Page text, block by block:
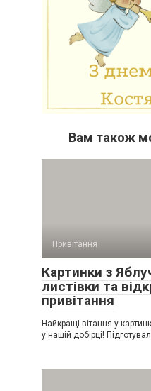
Вам також
Привітання
Картинки з
листівки та
привітання
Найкращі вітання у
у нашій добірці!